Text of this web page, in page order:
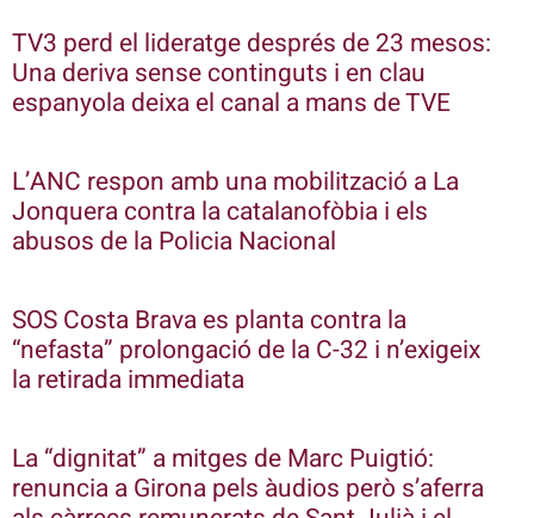
TV3 perd el lideratge després de 23 mesos:
Una deriva sense continguts i en clau
espanyola deixa el canal a mans de TVE
L’ANC respon amb una mobilització a La
Jonquera contra la catalanofòbia i els
abusos de la Policia Nacional
SOS Costa Brava es planta contra la
“nefasta” prolongació de la C-32 i n’exigeix
la retirada immediata
La “dignitat” a mitges de Marc Puigtió:
renuncia a Girona pels àudios però s’aferra